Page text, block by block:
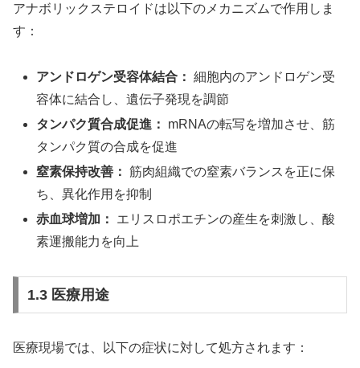
アナボリックステロイドは以下のメカニズムで作用しま
す：
アンドロゲン受容体結合： 細胞内のアンドロゲン受
容体に結合し、遺伝子発現を調節
タンパク質合成促進：
mRNAの転写を増加させ、筋
タンパク質の合成を促進
窒素保持改善： 筋肉組織での窒素バランスを正に保
ち、異化作用を抑制
赤血球増加：
エリスロポエチンの産生を刺激し、酸
素運搬能力を向上
1.3 医療用途
医療現場では、以下の症状に対して処方されます：